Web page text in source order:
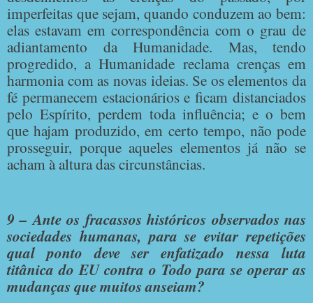
imperfeitas que sejam, quando conduzem ao bem:
elas estavam em correspondência com o grau de
adiantamento da Humanidade. Mas, tendo
progredido, a Humanidade reclama crenças em
harmonia com as novas ideias. Se os elementos da
fé permanecem estacionários e ficam distanciados
pelo Espírito, perdem toda influência; e o bem
que hajam produzido, em certo tempo, não pode
prosseguir, porque aqueles elementos já não se
acham à altura das circunstâncias.
9 – Ante os fracassos históricos observados nas
sociedades humanas, para se evitar repetições
qual ponto deve ser enfatizado nessa luta
titânica do EU contra o Todo para se operar as
mudanças que muitos anseiam?